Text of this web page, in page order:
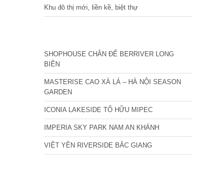
Khu đô thị mới, liền kề, biệt thự
SHOPHOUSE CHÂN ĐẾ BERRIVER LONG
BIÊN
MASTERISE CAO XÀ LÁ – HÀ NỘI SEASON
GARDEN
ICONIA LAKESIDE TỐ HỮU MIPEC
IMPERIA SKY PARK NAM AN KHÁNH
VIỆT YÊN RIVERSIDE BẮC GIANG